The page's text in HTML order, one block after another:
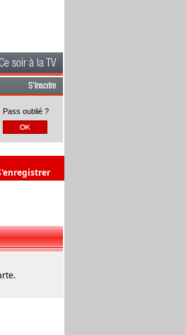
soir à la TV
S'inscrire
Pass oublié ?